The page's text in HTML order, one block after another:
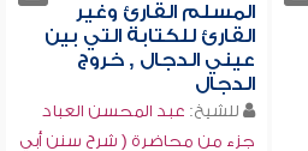
المسلم القارئ وغير
القارئ للكتابة التي بين
عيني الدجال , خروج
الدجال
للشيخ: عبد المحسن العباد
جزء من محاضرة ( شرح سنن أبي